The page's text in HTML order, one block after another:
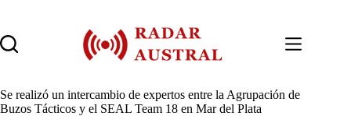
contenido
Se realizó un intercambio de expertos entre la Agrupación de
Buzos Tácticos y el SEAL Team 18 en Mar del Plata